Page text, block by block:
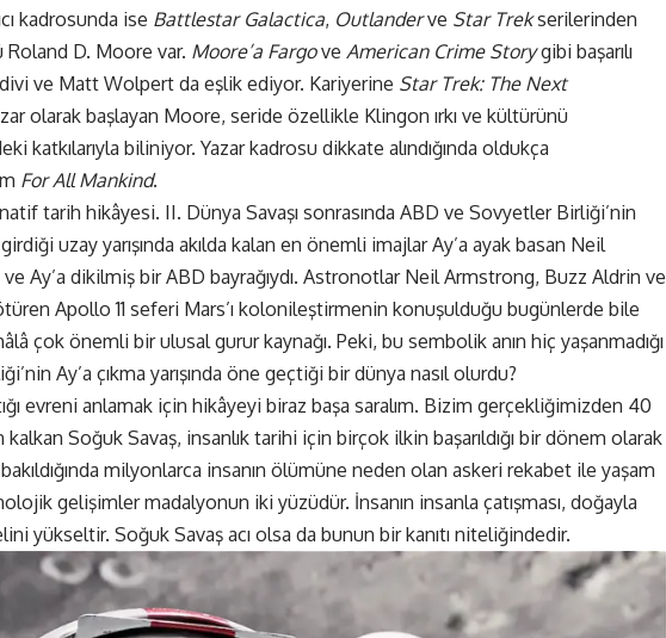
kadrosunda ise Battlestar Galactica, Outlanderve Star Trekserilerinden
Roland D. Moore var. Moore’a Fargove American Crime Storygibi başarılı
ve Matt Wolpert da eşlik ediyor. Kariyerine Star Trek: The Next
olarak başlayan Moore, seride özellikle Klingon ırkı ve kültürünü
katkılarıyla biliniyor. Yazar kadrosu dikkate alındığında oldukça
For All Mankind.
tarih hikâyesi. II. Dünya Savaşı sonrasında ABD ve Sovyetler Birliği’nin
uzay yarışında akılda kalan en önemli imajlar Ay’a ayak basan Neil
Ay’a dikilmiş bir ABD bayrağıydı. Astronotlar Neil Armstrong, Buzz Aldrin ve
Apollo 11 seferi Mars’ı kolonileştirmenin konuşulduğu bugünlerde bile
çok önemli bir ulusal gurur kaynağı. Peki, bu sembolik anın hiç yaşanmadığı
Ay’a çıkma yarışında öne geçtiği bir dünya nasıl olurdu?
evreni anlamak için hikâyeyi biraz başa saralım. Bizim gerçekliğimizden 40
Soğuk Savaş, insanlık tarihi için birçok ilkin başarıldığı bir dönem olarak
milyonlarca insanın ölümüne neden olan askeri rekabet ile yaşam
gelişimler madalyonun iki yüzüdür. İnsanın insanla çatışması, doğayla
yükseltir. Soğuk Savaş acı olsa da bunun bir kanıtı niteliğindedir.